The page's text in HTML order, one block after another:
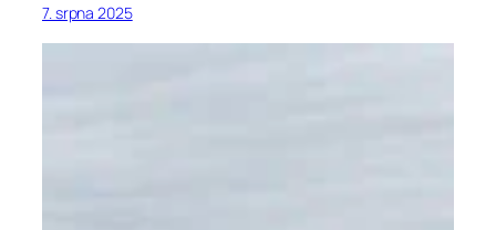
7. srpna 2025